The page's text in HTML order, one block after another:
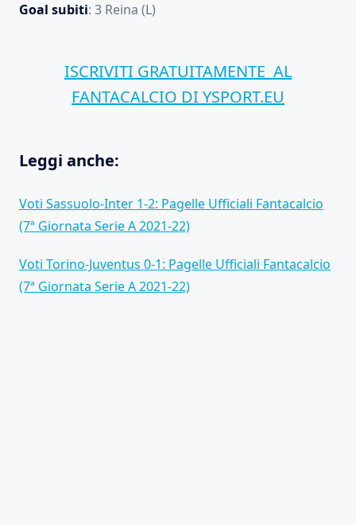
Goal subiti: 3 Reina (L)
ISCRIVITI GRATUITAMENTE AL
FANTACALCIO DI YSPORT.EU
Leggi anche:
Voti Sassuolo-Inter 1-2: Pagelle Ufficiali Fantacalcio
(7ª Giornata Serie A 2021-22)
Voti Torino-Juventus 0-1: Pagelle Ufficiali Fantacalcio
(7ª Giornata Serie A 2021-22)